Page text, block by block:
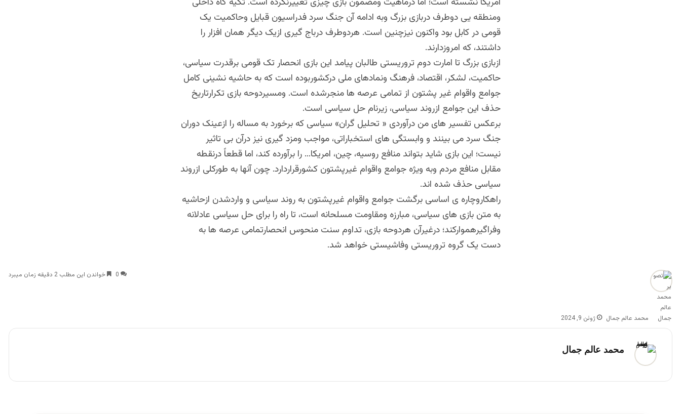
ومنطقه یی دوطرف دربازی بزرگ وبه ادامه آن جنگ سرد فدراسیون قبایل وحاکمیت یک
قومی در کابل بود واکنون نیزچنین است. هردوطرف درباج گیری ازیک دیگر همان افزار را
داشتند، که امروزدارند.
ازبازی بزرگ تا امارت دوم تروریستی طالبان پیامد این بازی انحصار تک قومی برقدرت سیاسی،
حاکمیت، لشکر، اقتصاد، فرهنگ ونمادهای ملی درکشوربوده است که به حاشیه نشینی کامل
جوامع واقوام غیر پشتون از تمامی عرصه ها منجرشده است. ومسیردوحه بازی تکرارتاریخ
حذف این جوامع ازروند سیاسی، زیرنام حل سیاسی است.
برعکس تفسیر های من درآوردی « تحلیل گران» سیاسی که برخورد به مساله را ازعینک دوران
جنگ سرد می بینند و وابستگی های استخباراتی، مواجب ومزد گیری نیز درآن بی تاثیر
نیست؛ این بازی شاید بتواند منافع روسیه، چین، امریکا… را برآورده کند، اما قطعاً درنقطه
مقابل منافع مردم وبه ویژه جوامع واقوام غیرپشتون کشورقراردارد. چون آنها به طورکلی ازروند
سیاسی حذف شده اند.
راهکاروچاره ی اساسی برگشت جوامع واقوام غیرپشتون به روند سیاسی و واردشدن ازحاشیه
به متن بازی های سیاسی، مبارزه ومقاومت مسلحانه است، تا راه را برای حل سیاسی عادلانه
وفراگیرهموارکند؛ درغیرآن هردوحه بازی، تداوم سنت منحوس انحصارتمامی عرصه ها به
دست یک گروه تروریستی وفاشیستی خواهد شد.
محمد عالم جمال ژوئن 9, 2024
0 خواندن این مطلب 2 دقیقه زمان میبرد
محمد عالم جمال